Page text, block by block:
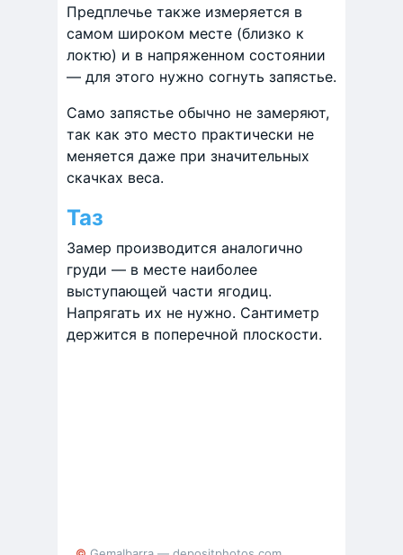
Предплечье также измеряется в
самом широком месте (близко к
локтю) и в напряженном состоянии
— для этого нужно согнуть запястье.
Само запястье обычно не замеряют,
так как это место практически не
меняется даже при значительных
скачках веса.
Таз
Замер производится аналогично
груди — в месте наиболее
выступающей части ягодиц.
Напрягать их не нужно. Сантиметр
держится в поперечной плоскости.